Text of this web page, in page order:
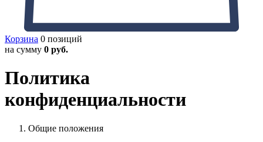
Корзина 0 позиций
на сумму 0 руб.
Политика
конфиденциальности
Общие положения